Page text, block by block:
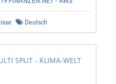
Fuß ist. Der
oder mit
Chrom oder
Deutsch